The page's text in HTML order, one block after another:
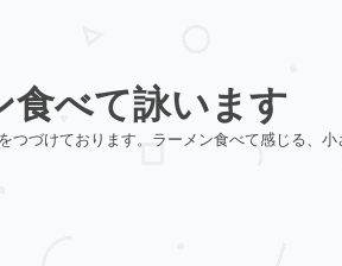
食べて詠います
づけております。ラーメン食べて感じる、